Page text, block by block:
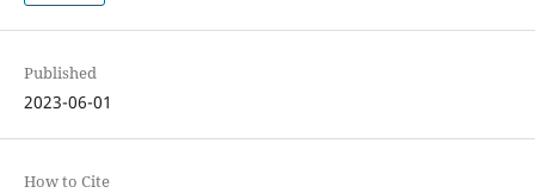
Published
2023-06-01
How to Cite